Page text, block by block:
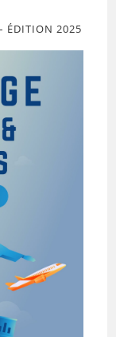
ÉDITION 2025